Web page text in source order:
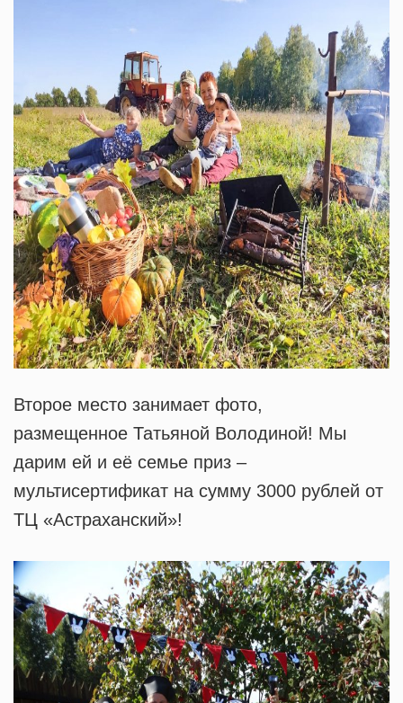
Второе место занимает фото,
размещенное Татьяной Володиной! Мы
дарим ей и её семье приз –
мультисертификат на сумму 3000 рублей от
ТЦ «Астраханский»!